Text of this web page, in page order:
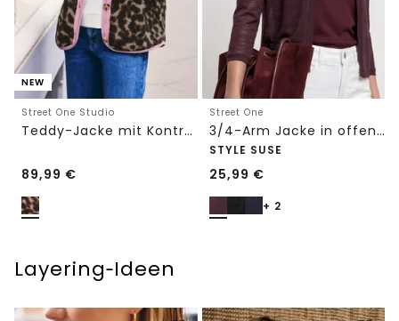
NEW
Street One Studio
Teddy-Jacke mit Kontrastdetail
89,99 €
Street One
3/4-Arm Jacke in offener Passform
STYLE SUSE
25,99 €
+ 2
Layering‑Ideen